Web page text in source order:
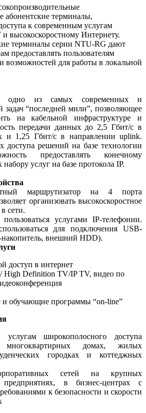
абонентские терминалы,
к современным услугам
высокоскоростному Интернету.
терминалы серии NTU-RG дают
предоставлять пользователям
возможностей для работы в локальной
одно из самых современных и
“последней мили”, позволяющее
на кабельной инфраструктуре и
передачи данных до 2,5 Гбит/с в
и 1,25 Гбит/с в направлении uplink.
доступа решений на базе технологии
предоставлять конечному
услуг на базе протокола IP.
маршрутизатор на 4 порта
организовать высокоскоростное
сети.
услугами IP-телефонии.
для подключения USB-
внешний HDD).
доступ в интернет
High Definition TV/IP TV, видео по
и обучающие программы “on-line”
широкополосного доступа
домах, жилых
городках и коттеджных
сетей на крупных
предприятиях, в бизнес-центрах с
к безопасности и скорости